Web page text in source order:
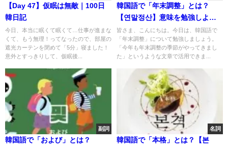
【Day 47】仮眠は無敵｜100日
韓日記
今日、本当に眠くて眠くて…仕事が進まな
くて、もう無理！ってなったので、部屋の
遮光カーテンを閉めて「5分」寝ました！
意外とすっきりして、仮眠後...
韓国語で「年末調整」とは？
【연말정산】意味を勉強しよ
う！
皆さま、こんにちは。今日は、韓国語で
「年末調整」について勉強しましょう。
「今年も年末調整の季節がやってきまし
た」というような文章で活用できま...
副詞
韓国語で「および」とは？
名詞
韓国語で「本格」とは？【본